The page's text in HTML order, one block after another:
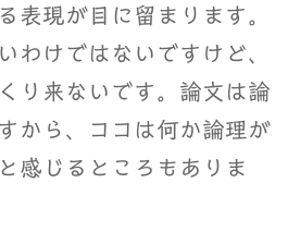
表現が目に留まります。
わけではないですけど、
り来ないです。論文は論
から、ココは何か論理が
感じるところもありま